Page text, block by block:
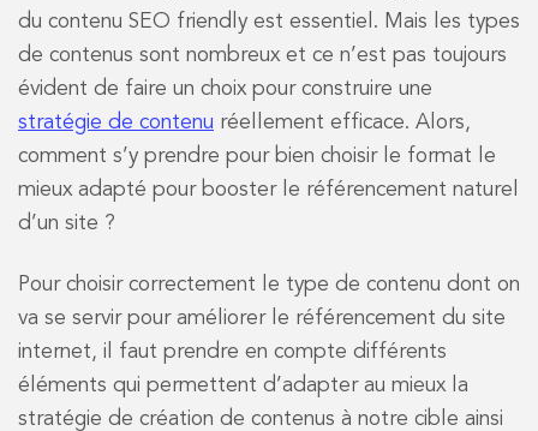
du contenu SEO friendly est essentiel. Mais les types
de contenus sont nombreux et ce n’est pas toujours
évident de faire un choix pour construire une
stratégie de contenu réellement efficace. Alors,
comment s’y prendre pour bien choisir le format le
mieux adapté pour booster le référencement naturel
d’un site ?
Pour choisir correctement le type de contenu dont on
va se servir pour améliorer le référencement du site
internet, il faut prendre en compte différents
éléments qui permettent d’adapter au mieux la
stratégie de création de contenus à notre cible ainsi